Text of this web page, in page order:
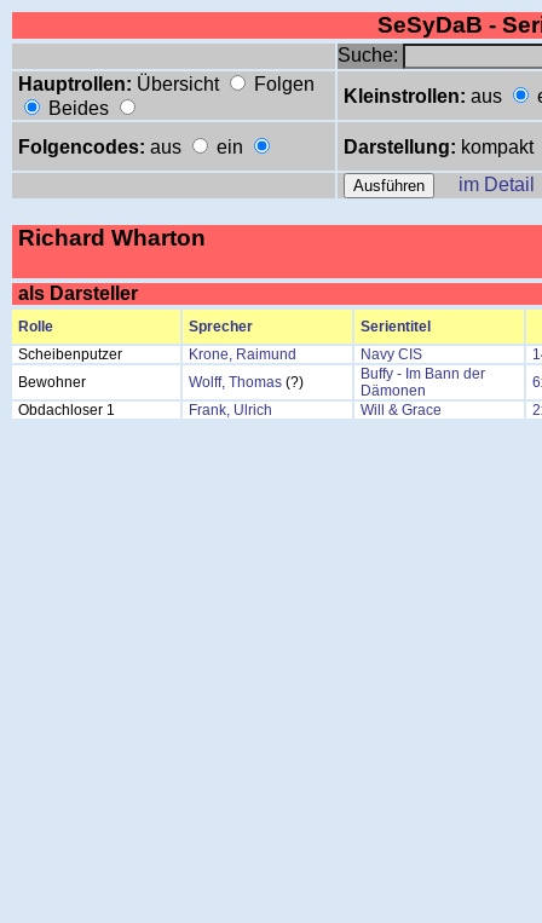
SeSyDaB -
Suche:
Hauptrollen: Übersicht
Folgen
Beides
Kleinstrollen: aus
Folgencodes: aus ein Darstellung: kompakt
im Detail
Richard Wharton
als Darsteller
Rolle Sprecher
Serientitel
Scheibenputzer
Krone, Raimund Navy CIS
Bewohner
Wolff, Thomas (?)
Buffy - Im Bann der
Dämonen
Obdachloser 1
Frank, Ulrich Will & Grace